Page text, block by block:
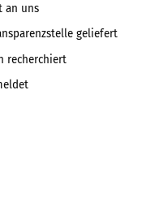
an uns
geliefert
recherchiert